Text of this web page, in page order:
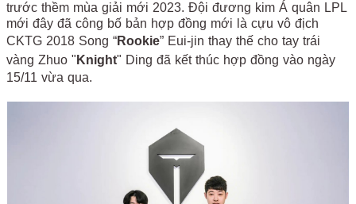
trước thềm mùa giải mới 2023. Đội đương kim Á quân LPL
mới đây đã công bố bản hợp đồng mới là cựu vô địch
CKTG 2018 Song “Rookie” Eui-jin thay thế cho tay trái
vàng Zhuo " Knight" Ding đã kết thúc hợp đồng vào ngày
15/11 vừa qua.